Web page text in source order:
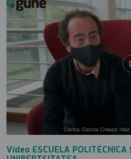
Vídeo ESCUELA POLITÉCNICA